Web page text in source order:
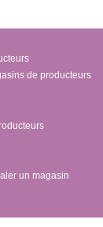
de producteurs
un magasin